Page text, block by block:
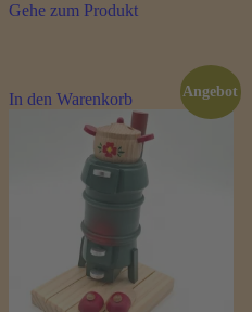
Gehe zum Produkt
In den Warenkorb Angebot